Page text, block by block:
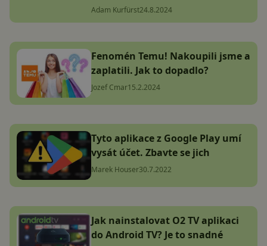
Adam Kurfürst24.8.2024
Fenomén Temu! Nakoupili jsme a
zaplatili. Jak to dopadlo?
Jozef Cmar15.2.2024
Tyto aplikace z Google Play umí
vysát účet. Zbavte se jich
Marek Houser30.7.2022
Jak nainstalovat O2 TV aplikaci
do Android TV? Je to snadné